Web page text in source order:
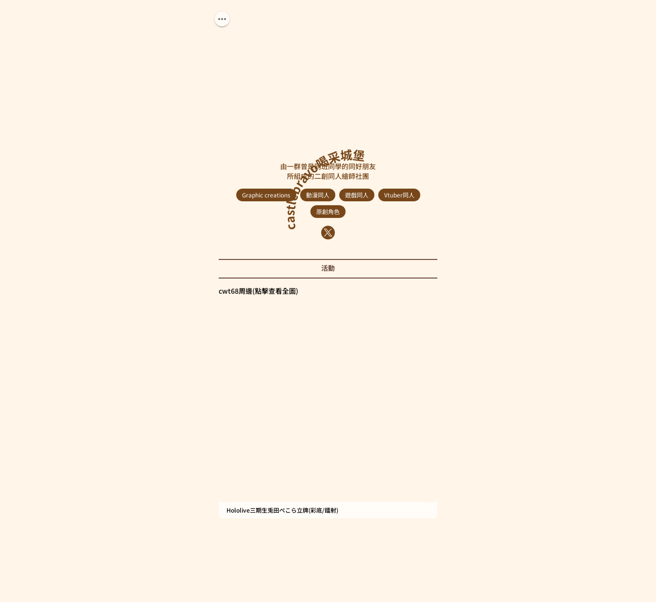
castlebravo喝采城堡
由一群曾是同班同學的同好朋友
所組成的二創同人繪師社團
Graphic creations 動漫同人 遊戲同人
Vtuber同人
原創角色
活動
cwt68周邊(點擊查看全圖)
Hololive三期生兎田ぺこら立牌(彩底/鐳射)